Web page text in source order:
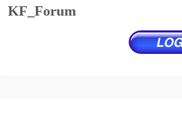
KF_Forum